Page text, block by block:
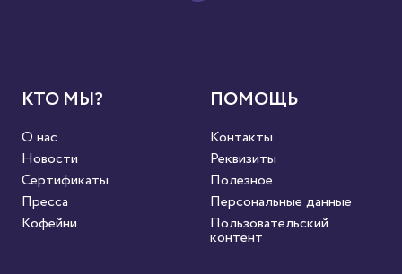
КТО МЫ?
О нас
Новости
Сертификаты
Пресса
Кофейни
ПОМОЩЬ
Контакты
Реквизиты
Полезное
Персональные данные
Пользовательский
контент